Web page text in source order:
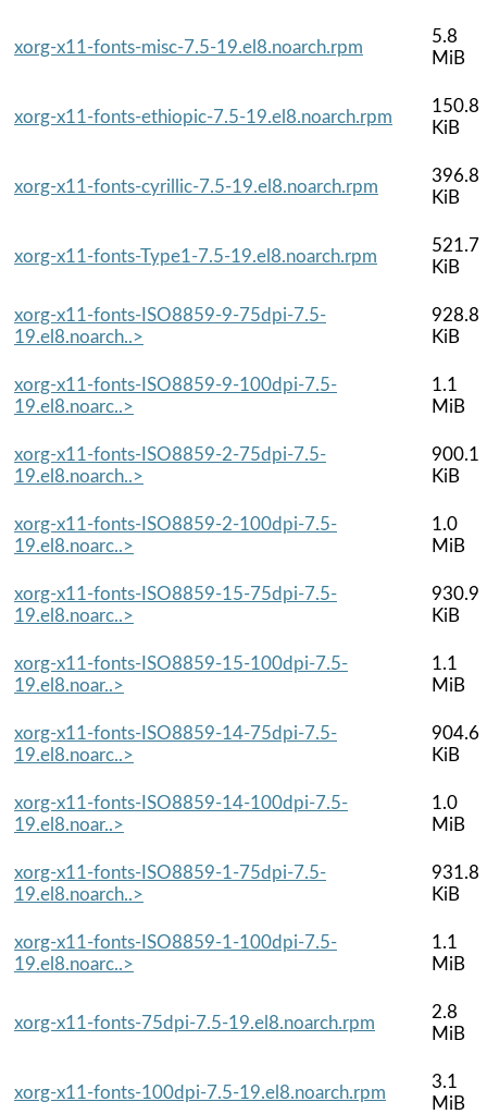
xorg-x11-fonts-misc-7.5-19.el8.noarch.rpm
5.8
MiB
xorg-x11-fonts-ethiopic-7.5-19.el8.noarch.rpm
150.8
KiB
xorg-x11-fonts-cyrillic-7.5-19.el8.noarch.rpm
396.8
KiB
xorg-x11-fonts-Type1-7.5-19.el8.noarch.rpm
521.7
KiB
xorg-x11-fonts-ISO8859-9-75dpi-7.5-
19.el8.noarch..>
928.8
KiB
xorg-x11-fonts-ISO8859-9-100dpi-7.5-
19.el8.noarc..>
1.1
MiB
xorg-x11-fonts-ISO8859-2-75dpi-7.5-
19.el8.noarch..>
900.1
KiB
xorg-x11-fonts-ISO8859-2-100dpi-7.5-
19.el8.noarc..>
1.0
MiB
xorg-x11-fonts-ISO8859-15-75dpi-7.5-
19.el8.noarc..>
930.9
KiB
xorg-x11-fonts-ISO8859-15-100dpi-7.5-
19.el8.noar..>
1.1
MiB
xorg-x11-fonts-ISO8859-14-75dpi-7.5-
19.el8.noarc..>
904.6
KiB
xorg-x11-fonts-ISO8859-14-100dpi-7.5-
19.el8.noar..>
1.0
MiB
xorg-x11-fonts-ISO8859-1-75dpi-7.5-
19.el8.noarch..>
931.8
KiB
xorg-x11-fonts-ISO8859-1-100dpi-7.5-
19.el8.noarc..>
1.1
MiB
xorg-x11-fonts-75dpi-7.5-19.el8.noarch.rpm
2.8
MiB
xorg-x11-fonts-100dpi-7.5-19.el8.noarch.rpm
3.1
MiB